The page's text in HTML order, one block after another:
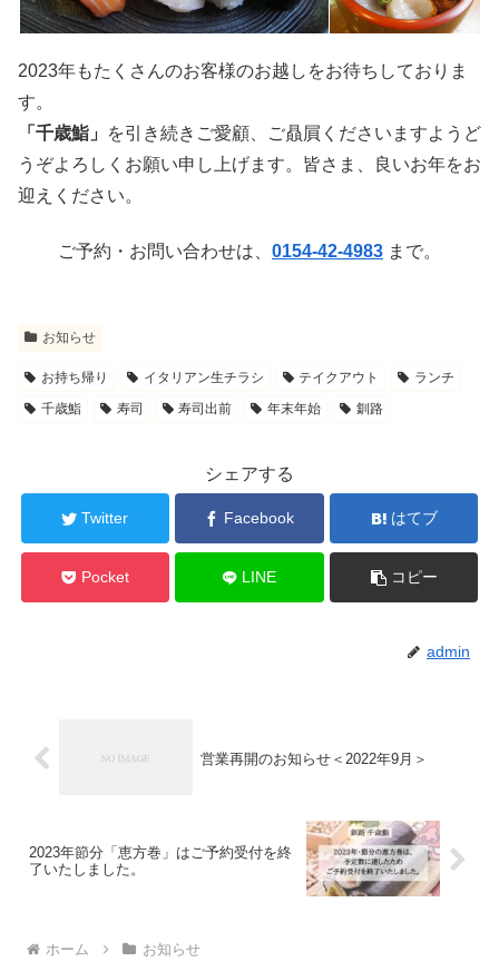
2023年もたくさんのお客様のお越しをお待ちしておりま
す。
「千歳鮨」
を引き続きご愛顧、ご贔屓くださいますようど
うぞよろしくお願い申し上げます。皆さま、良いお年をお
迎えください。
ご予約・お問い合わせは、 0154-42-4983 まで。
お知らせ
お持ち帰り イタリアン生チラシ テイクアウト
ランチ
千歳鮨
寿司 寿司出前 年末年始 釧路
シェアする
Twitter Facebook はてブ
Pocket LINE コピー
admin
営業再開のお知らせ＜2022年9月＞
2023年節分「恵方巻」はご予約受付を終
了いたしました。
ホーム お知らせ